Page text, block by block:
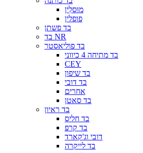
מוּסלִין
פופלין
בד פשתן
בד NR
בד פוליאסטר
בד מתיחה 4 כיווני
CEY
בד שיפון
בד דובי
אחרים
בד סאטן
בד ראיון
בד חליס
בד קרפ
דובי וג'קארד
בד לייקרה